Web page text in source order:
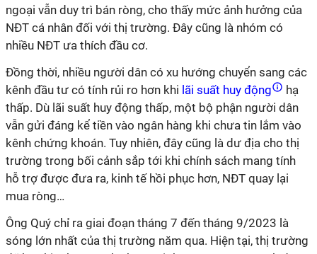
ngoại vẫn duy trì bán ròng, cho thấy mức ảnh hưởng của
NĐT cá nhân đối với thị trường. Đây cũng là nhóm có
nhiều NĐT ưa thích đầu cơ.
Đồng thời, nhiều người dân có xu hướng chuyển sang các
kênh đầu tư có tính rủi ro hơn khi lãi suất huy động
hạ
thấp. Dù lãi suất huy động thấp, một bộ phận người dân
vẫn gửi đáng kể tiền vào ngân hàng khi chưa tin lắm vào
kênh chứng khoán. Tuy nhiên, đây cũng là dư địa cho thị
trường trong bối cảnh sắp tới khi chính sách mang tính
hỗ trợ được đưa ra, kinh tế hồi phục hơn, NĐT quay lại
mua ròng…
Ông Quý chỉ ra giai đoạn tháng 7 đến tháng 9/2023 là
sóng lớn nhất của thị trường năm qua. Hiện tại, thị trường